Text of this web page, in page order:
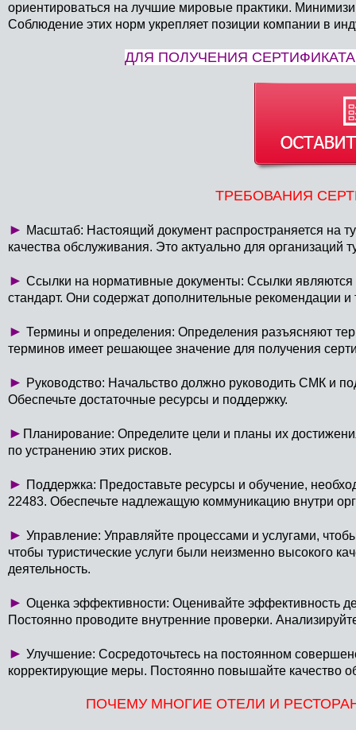
ориентироваться на лучшие мировые практики.
Соблюдение этих норм укрепляет позиции компании в
ДЛЯ ПОЛУЧЕНИЯ
ТРЕБОВАНИЯ
► Масштаб: Настоящий документ распространяется на
качества обслуживания. Это актуально для организаций
► Ссылки на нормативные документы: Ссылки
стандарт. Они содержат дополнительные рекомендации и
► Термины и определения: Определения разъясняют
терминов имеет решающее значение для получения
► Руководство: Начальство должно руководить СМК и
Обеспечьте достаточные ресурсы и поддержку.
► Планирование: Определите цели и планы их
по устранению этих рисков.
► Поддержка: Предоставьте ресурсы и обучение,
22483. Обеспечьте надлежащую коммуникацию внутри
► Управление: Управляйте процессами и услугами,
чтобы туристические услуги были неизменно высокого
деятельность.
► Оценка эффективности: Оценивайте эффективность
Постоянно проводите внутренние проверки.
► Улучшение: Сосредоточьтесь на постоянном
корректирующие меры. Постоянно повышайте качество
ПОЧЕМУ МНОГИЕ ОТЕЛИ И